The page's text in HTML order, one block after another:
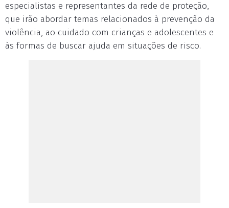
especialistas e representantes da rede de proteção,
que irão abordar temas relacionados à prevenção da
violência, ao cuidado com crianças e adolescentes e
às formas de buscar ajuda em situações de risco.